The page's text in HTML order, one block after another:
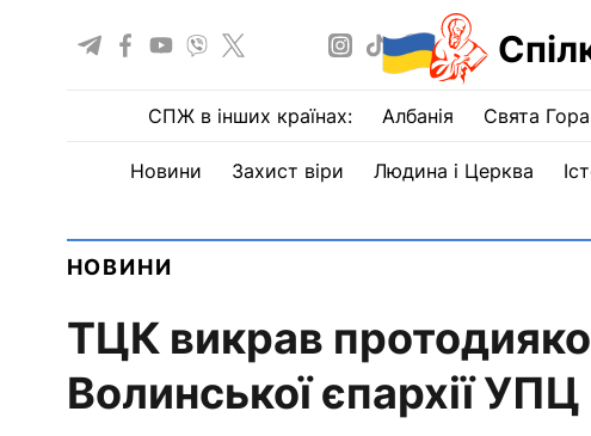
СПЖ в інших країнах: Албанія Свята
Новини Захист віри Людина і Церква
НОВИНИ
ТЦК викрав
Волинської єпархії УПЦ